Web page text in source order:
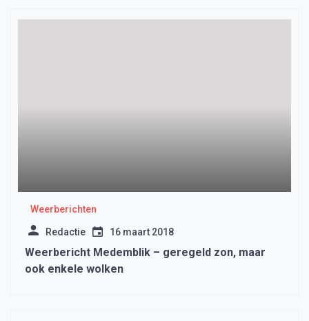
Weerberichten
Redactie 16 maart 2018
Weerbericht Medemblik – geregeld zon, maar
ook enkele wolken